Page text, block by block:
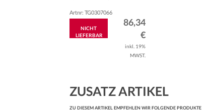
Artnr: TG0307066
NICHT
LIEFERBAR
86,34
€
inkl. 19%
MWST.
ZUSATZ ARTIKEL
ZU DIESEM ARTIKEL EMPFEHLEN WIR FOLGENDE PRODUKTE